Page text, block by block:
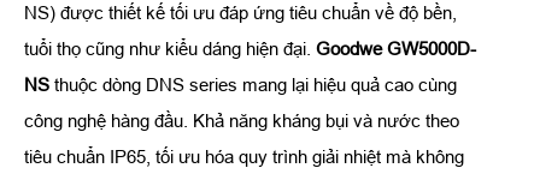
NS) được thiết kế tối ưu đáp ứng tiêu chuẩn về độ bền,
tuổi thọ cũng như kiểu dáng hiện đại. Goodwe GW5000D-
NS thuộc dòng DNS series mang lại hiệu quả cao cùng
công nghệ hàng đầu. Khả năng kháng bụi và nước theo
tiêu chuẩn IP65, tối ưu hóa quy trình giải nhiệt mà không